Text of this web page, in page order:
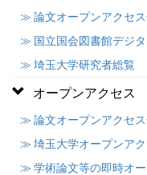
≫ 論文オープンアクセ
≫ 国立国会図書館デジ
≫ 埼玉大学研究者総覧
オープンアクセス
≫ 論文オープンアクセ
≫ 埼玉大学オープンア
≫ 学術論文等の即時オ